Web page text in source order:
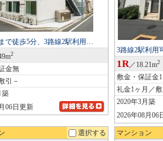
で徒歩5分、3路線2駅利用…
2
金無
引－
築
06日更新
3路線2駅利用
1R／18.21m2
敷金・保証金
礼金1ヶ月／
2020年3月築
2026年08月06
選択する マンション